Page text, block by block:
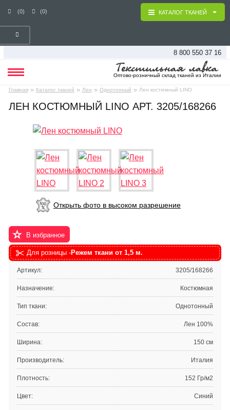
(0) (0)
8 800 550 37 16
Оптово-розничный склад тканей из Италии
Главная » Каталог тканей » Лен » Однотонный » Лен костюмный LINO
КАТАЛОГ ТКАНЕЙ
ЛЕН КОСТЮМНЫЙ LINO АРТ. 3205/168266
Открыть фото в высоком разрешение
В избранное
Для розницы -Режем ткани от 1,5 м.
Артикул: 3205/168266
Назначение: Костюмная
Тип ткани: Однотонный
Состав: Лен 100%
Ширина: 150 см
Производитель: Италия
Плотность: 152 Гр/м2
Цвет: Синий